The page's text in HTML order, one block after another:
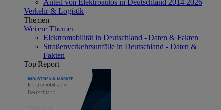
Anteil von Elektroautos in Deutschland 2014-2026
Verkehr & Logistik
Themen
Weitere Themen
Elektromobilität in Deutschland - Daten & Fakten
Straßenverkehrsunfälle in Deutschland - Daten &
Fakten
Top Report